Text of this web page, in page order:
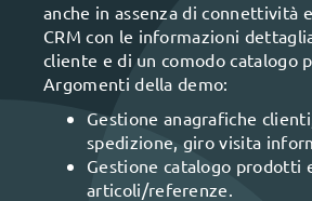
anche in assenza di connettività
CRM con le informazioni
cliente e di un comodo catalogo
Argomenti della demo:
Gestione anagrafiche
spedizione, giro visita
Gestione catalogo prodotti
articoli/referenze.